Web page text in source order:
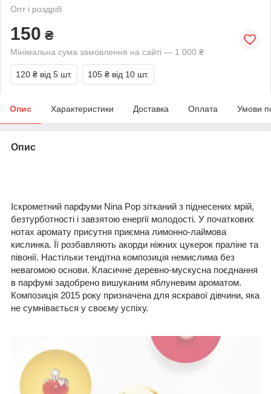
Опт і роздріб
150 ₴
Мінімальна сума замовлення на сайті — 1 000 ₴
120 ₴ від 5 шт. 105 ₴ від 10 шт.
Опис Характеристики Доставка Оплата Умови
Опис
Іскрометний парфуми Nina Pop зітканий з піднесених мрій,
безтурботності і завзятою енергії молодості. У початкових
нотах аромату присутня приємна лимонно-лаймова
кислинка. Її розбавляють акорди ніжних цукерок праліне та
півонії. Настільки тендітна композиція немислима без
невагомою основи. Класичне деревно-мускусна поєднання
в парфумі задобрено вишуканим яблуневим ароматом.
Композиція 2015 року призначена для яскравої дівчини, яка
не сумнівається у своєму успіху.